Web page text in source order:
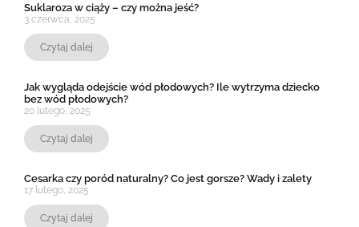
Suklaroza w ciąży – czy można jeść?
3 czerwca, 2025
Czytaj dalej
Jak wygląda odejście wód płodowych? Ile wytrzyma dziecko
bez wód płodowych?
20 lutego, 2025
Czytaj dalej
Cesarka czy poród naturalny? Co jest gorsze? Wady i zalety
17 lutego, 2025
Czytaj dalej